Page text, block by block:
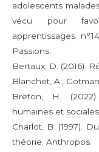
adolescents
vécu pour
apprentissages
Passions.
Bertaux, D. (2016).
Blanchet, A.,
Breton, H.
humaines et
Charlot, B. (1997).
théorie. Anthropos.